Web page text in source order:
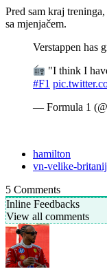
Pred sam kraj
sa mjenjačem.
Verstappen has
"I think I
#F1
— Formula 1
hamilton
vn-velike-
5 Comments
Inline Feedbacks
View all comments